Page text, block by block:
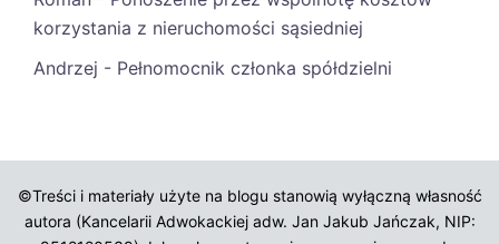
korzystania z nieruchomości sąsiedniej
Andrzej - Pełnomocnik członka spółdzielni
©Treści i materiały użyte na blogu stanowią wyłączną własność
autora (Kancelarii Adwokackiej adw. Jan Jakub Jańczak, NIP: